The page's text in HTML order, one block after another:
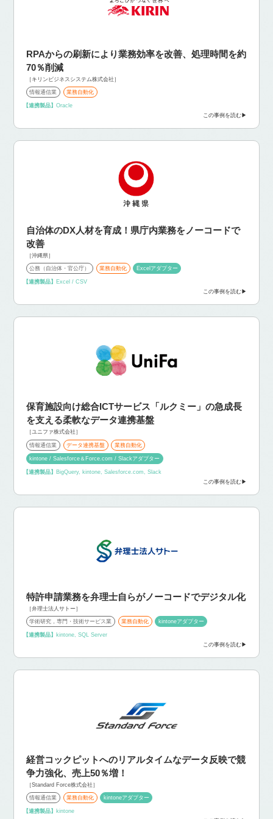
RPAからの刷新により業務効率を改善、処理時間を約
70％削減
［キリンビジネスシステム株式会社］
情報通信業 業務自動化
【連携製品】Oracle
この事例を読む
自治体のDX人材を育成！県庁内業務をノーコードで
改善
［沖縄県］
公務（自治体・官公庁） 業務自動化 Excelアダプター
【連携製品】 Excel / CSV
この事例を読む
保育施設向け総合ICTサービス「ルクミー」の急成長
を支える柔軟なデータ連携基盤
［ユニファ株式会社］
情報通信業 データ連携基盤 業務自動化
kintone / Salesforce＆Force.com / Slackアダプター
【連携製品】 BigQuery, kintone, Salesforce.com, Slack
この事例を読む
特許申請業務を弁理士自らがノーコードでデジタル化
［弁理士法人サトー］
学術研究，専門・技術サービス業 業務自動化 kintoneアダプター
【連携製品】 kintone, SQL Server
この事例を読む
経営コックピットへのリアルタイムなデータ反映で競
争力強化、売上50％増！
［Standard Force株式会社］
情報通信業 業務自動化 kintoneアダプター
【連携製品】 kintone